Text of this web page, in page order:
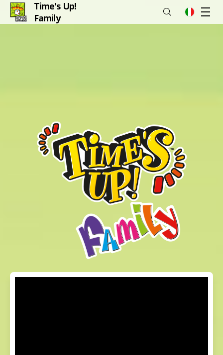
Time's Up!
Family
it